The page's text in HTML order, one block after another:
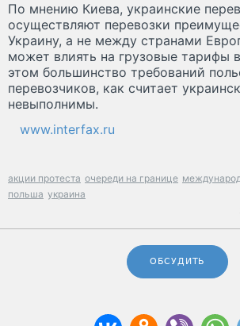
По мнению Киева, украинские
осуществляют перевозки
Украину, а не между странами
может влиять на грузовые тарифы
этом большинство требований
перевозчиков, как считает
невыполнимы.
www.interfax.ru
акции протеста очереди на границе
польша украина
ОБСУДИТЬ